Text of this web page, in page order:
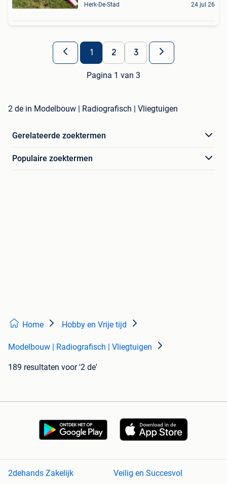
Herk-De-Stad 24 jul 26
1 2 3
Pagina 1 van 3
2 de in Modelbouw | Radiografisch | Vliegtuigen
Gerelateerde zoektermen
Populaire zoektermen
Home Hobby en Vrije tijd
Modelbouw | Radiografisch | Vliegtuigen
189 resultaten voor '2 de'
2dehands Zakelijk Veilig en Succesvol